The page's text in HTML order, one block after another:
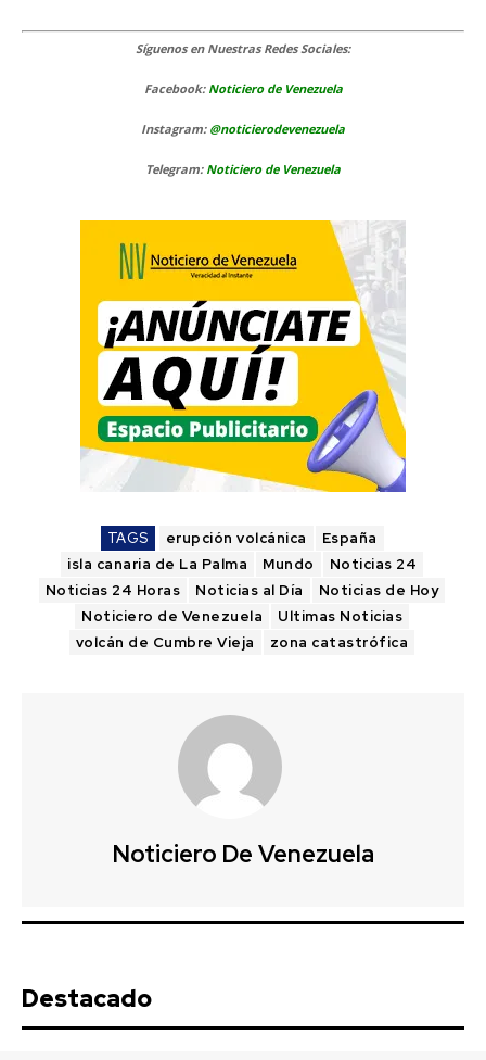
Síguenosen Nuestras Redes Sociales:
Facebook: Noticiero de Venezuela
Instagram: @noticierodevenezuela
Telegram: Noticiero de Venezuela
TAGS erupción volcánica
España
isla canaria de La Palma
Mundo
Noticias 24
Noticias 24 Horas
Noticias al Día
Noticias de Hoy
Noticiero de Venezuela
Ultimas Noticias
volcán de Cumbre Vieja
zona catastrófica
Noticiero De Venezuela
Destacado